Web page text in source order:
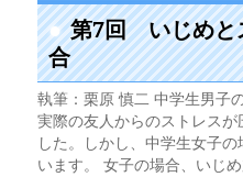
第7回 いじめと
合
執筆：栗原 慎二 中学生男子
実際の友人からのストレス
した。しかし、中学生女子
います。 女子の場合、いじ